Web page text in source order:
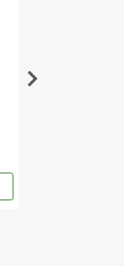
Tocator